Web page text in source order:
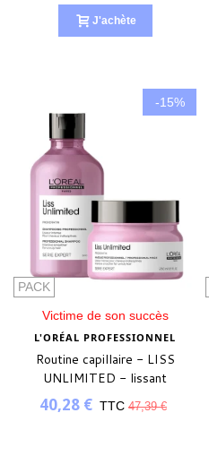
J'achète
PACK
-15%
Victime de son succès
L'ORÉAL PROFESSIONNEL
Routine capillaire - LISS
UNLIMITED - lissant
40,28 € TTC 47,39 €